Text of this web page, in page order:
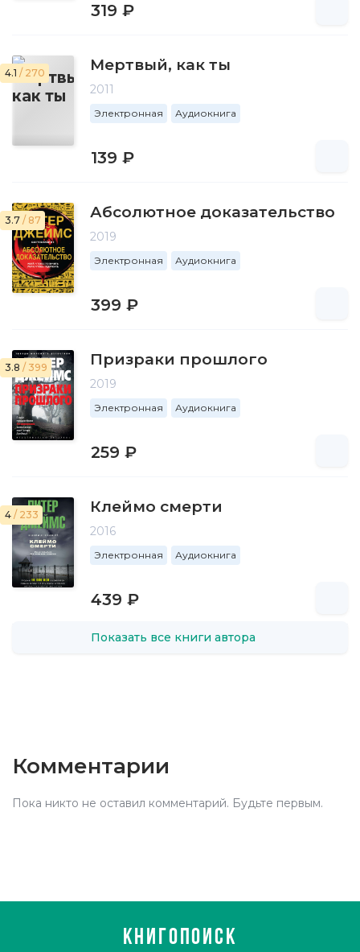
319 ₽
4.1 / 270 Мертвый, как ты
2011
Электронная Аудиокнига
139 ₽
3.7 / 87 Абсолютное доказательство
2019
Электронная Аудиокнига
399 ₽
3.8 / 399 Призраки прошлого
2019
Электронная Аудиокнига
259 ₽
4 / 233 Клеймо смерти
2016
Электронная Аудиокнига
439 ₽
Показать все книги автора
Комментарии
Пока никто не оставил комментарий. Будьте первым.
КНИГОПОИСК